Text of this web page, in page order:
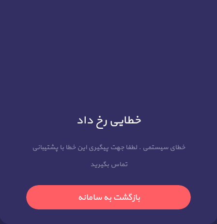
خطایی رخ داد
خطای سیستمی . لطفا جهت پیگیری این خطا با پشتیبانی
تماس بگیرید
بازگشت به سامانه